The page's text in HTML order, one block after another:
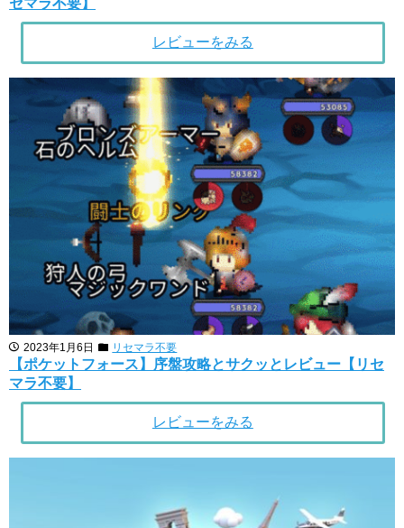
セマラ不要】
レビューをみる
2023年1月6日 リセマラ不要
【ポケットフォース】序盤攻略とサクッとレビュー【リセ
マラ不要】
レビューをみる